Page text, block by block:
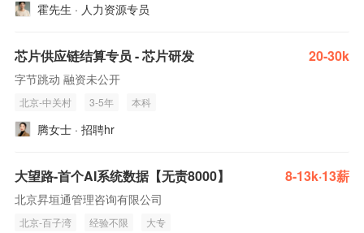
霍先生 · 人力资源专员
芯片供应链结算专员 - 芯片研发 20-30k
字节跳动 融资未公开
北京-中关村 3-5年 本科
腾女士 · 招聘hr
大望路-首个AI系统数据【无责8000】 8-13k·13薪
北京昇垣通管理咨询有限公司
北京-百子湾 经验不限 大专